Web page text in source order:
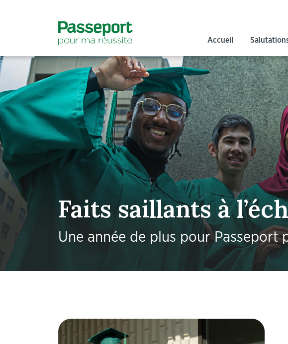
Accueil
Faits saillants à
Une année de plus pour Passeport